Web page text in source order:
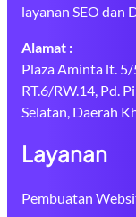
layanan SEO dan
Alamat :
Plaza Aminta lt. 5/
RT.6/RW.14, Pd.
Selatan, Daerah
Layanan
Pembuatan